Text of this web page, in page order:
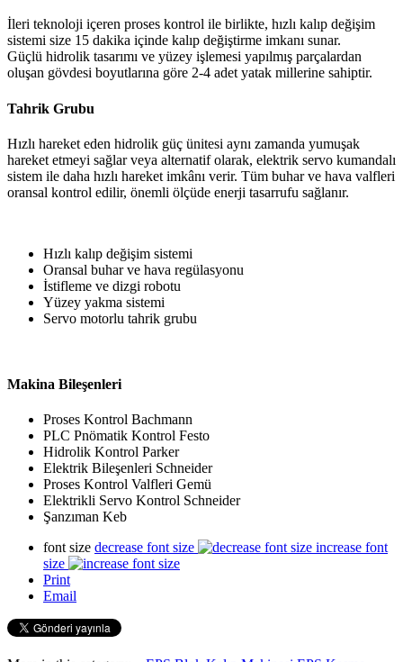
İleri teknoloji içeren proses kontrol ile birlikte, hızlı kalıp değişim
sistemi size 15 dakika içinde kalıp değiştirme imkanı sunar.
Güçlü hidrolik tasarımı ve yüzey işlemesi yapılmış parçalardan
oluşan gövdesi boyutlarına göre 2-4 adet yatak millerine sahiptir.
Tahrik Grubu
Hızlı hareket eden hidrolik güç ünitesi aynı zamanda yumuşak
hareket etmeyi sağlar veya alternatif olarak, elektrik servo kumandalı
sistem ile daha hızlı hareket imkânı verir. Tüm buhar ve hava valfleri
oransal kontrol edilir, önemli ölçüde enerji tasarrufu sağlanır.
Hızlı kalıp değişim sistemi
Oransal buhar ve hava regülasyonu
İstifleme ve dizgi robotu
Yüzey yakma sistemi
Servo motorlu tahrik grubu
Makina Bileşenleri
Proses Kontrol Bachmann
PLC Pnömatik Kontrol Festo
Hidrolik Kontrol Parker
Elektrik Bileşenleri Schneider
Proses Kontrol Valfleri Gemü
Elektrikli Servo Kontrol Schneider
Şanzıman Keb
font size decrease font size
increase font
size
Print
Email